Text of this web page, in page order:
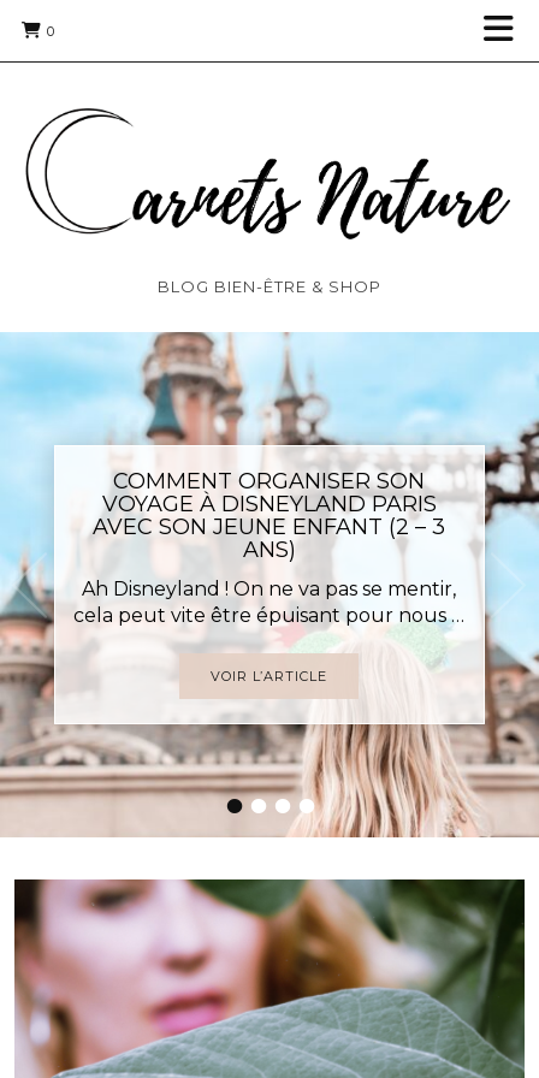
0
BLOG BIEN-ÊTRE & SHOP
••••
COMMENT ORGANISER SON
VOYAGE À DISNEYLAND PARIS
AVEC SON JEUNE ENFANT (2 – 3
ANS)
Ah Disneyland ! On ne va pas se mentir,
cela peut vite être épuisant pour nous …
VOIR L’ARTICLE